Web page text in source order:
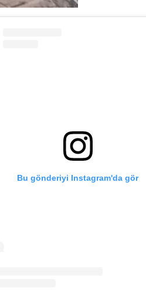
Bu gönderiyi Instagram'da gör